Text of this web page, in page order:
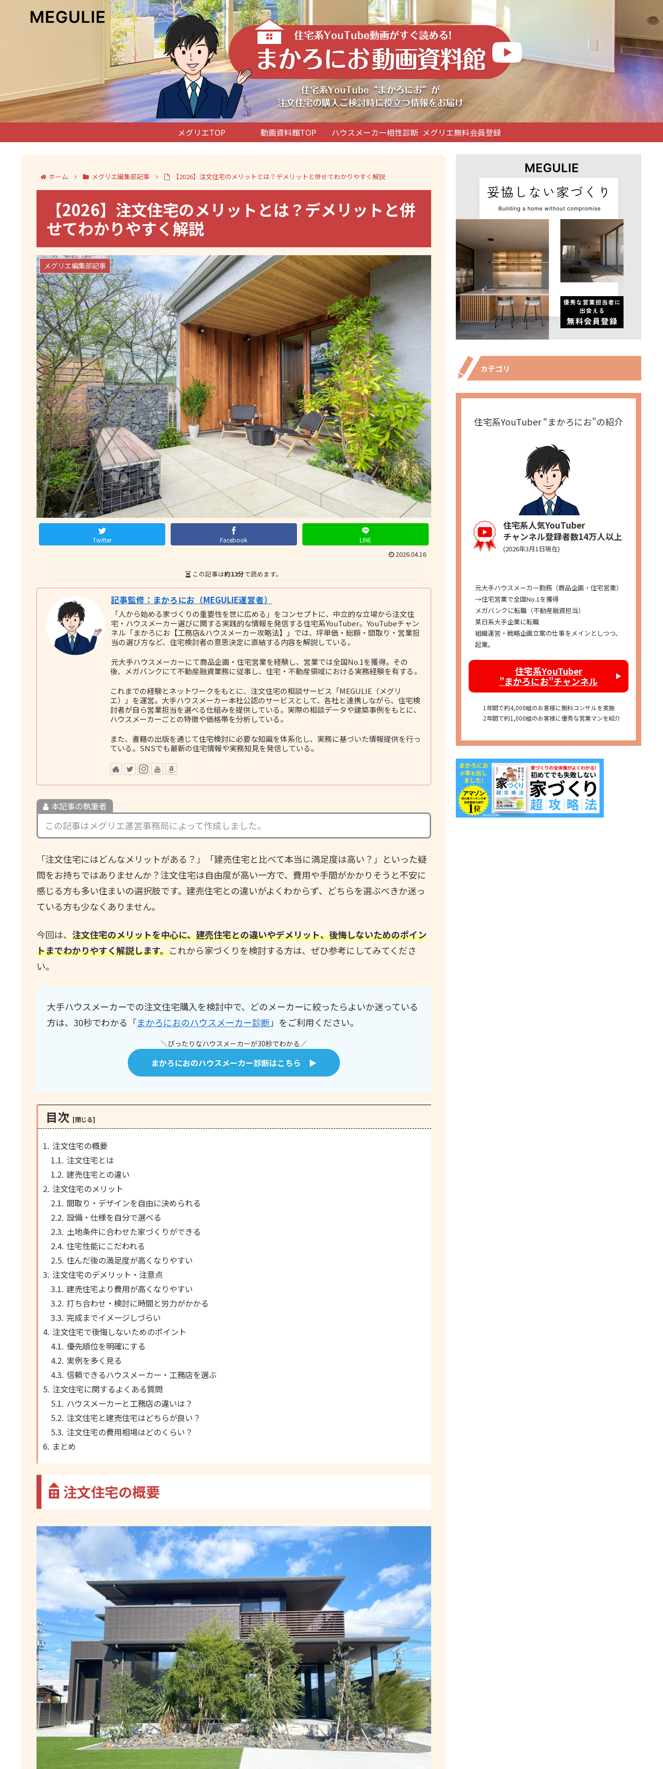
メグリエTOP 動画資料館TOP ハウスメーカー相性診断 メグリエ無料会員登録
ホーム メグリエ編集部記事 【2026】注文住宅のメリットとは？デメリットと併せてわかりやすく解説
【2026】注文住宅のメリットとは？デメリットと併
せてわかりやすく解説
メグリエ編集部記事
Twitter Facebook LINE
2026.04.16
この記事は約13分で読めます。
記事監修：まかろにお（MEGULIE運営者）
「人から始める家づくりの重要性を世に広める」をコンセプトに、中立的な立場から注文住
宅・ハウスメーカー選びに関する実践的な情報を発信する住宅系YouTuber。YouTubeチャン
ネル「まかろにお【工務店&ハウスメーカー攻略法】」では、坪単価・総額・間取り・営業担
当の選び方など、住宅検討者の意思決定に直結する内容を解説している。
元大手ハウスメーカーにて商品企画・住宅営業を経験し、営業では全国No.1を獲得。その
後、メガバンクにて不動産融資業務に従事し、住宅・不動産領域における実務経験を有する。
これまでの経験とネットワークをもとに、注文住宅の相談サービス「MEGULIE（メグリ
エ）」を運営。大手ハウスメーカー本社公認のサービスとして、各社と連携しながら、住宅検
討者が自ら営業担当を選べる仕組みを提供している。実際の相談データや建築事例をもとに、
ハウスメーカーごとの特徴や価格帯を分析している。
また、書籍の出版を通じて住宅検討に必要な知識を体系化し、実務に基づいた情報提供を行っ
ている。SNSでも最新の住宅情報や実務知見を発信している。
本記事の執筆者
この記事はメグリエ運営事務局によって作成しました。
「注文住宅にはどんなメリットがある？」「建売住宅と比べて本当に満足度は高い？」といった疑
問をお持ちではありませんか？注文住宅は自由度が高い一方で、費用や手間がかかりそうと不安に
感じる方も多い住まいの選択肢です。建売住宅との違いがよくわからず、どちらを選ぶべきか迷っ
ている方も少なくありません。
今回は、 注文住宅のメリットを中心に、建売住宅との違いやデメリット、後悔しないためのポイン
トまでわかりやすく解説します。これから家づくりを検討する方は、ぜひ参考にしてみてくださ
い。
大手ハウスメーカーでの注文住宅購入を検討中で、どのメーカーに絞ったらよいか迷っている
方は、30秒でわかる「まかろにおのハウスメーカー診断」をご利用ください。
＼ぴったりなハウスメーカーが30秒でわかる／
まかろにおのハウスメーカー診断はこちら ▶
目次
注文住宅の概要
注文住宅とは
建売住宅との違い
注文住宅のメリット
間取り・デザインを自由に決められる
設備・仕様を自分で選べる
土地条件に合わせた家づくりができる
住宅性能にこだわれる
住んだ後の満足度が高くなりやすい
注文住宅のデメリット・注意点
建売住宅より費用が高くなりやすい
打ち合わせ・検討に時間と労力がかかる
完成までイメージしづらい
注文住宅で後悔しないためのポイント
優先順位を明確にする
実例を多く見る
信頼できるハウスメーカー・工務店を選ぶ
注文住宅に関するよくある質問
ハウスメーカーと工務店の違いは？
注文住宅と建売住宅はどちらが良い？
注文住宅の費用相場はどのくらい？
まとめ
注文住宅の概要
カテゴリ
住宅系YouTuber “まかろにお”の紹介
住宅系人気YouTuber
チャンネル登録者数14万人以上
(2026年3月1日現在)
元大手ハウスメーカー勤務（商品企画・住宅営業）
→住宅営業で全国No.1を獲得
メガバンクに転職（不動産融資担当）
某日系大手企業に転職
組織運営・戦略企画立案の仕事をメインとしつつ、
起業。
住宅系YouTuber
”まかろにお”チャンネル
1年間で約4,000組のお客様に無料コンサルを実施
2年間で約1,000組のお客様に優秀な営業マンを紹介